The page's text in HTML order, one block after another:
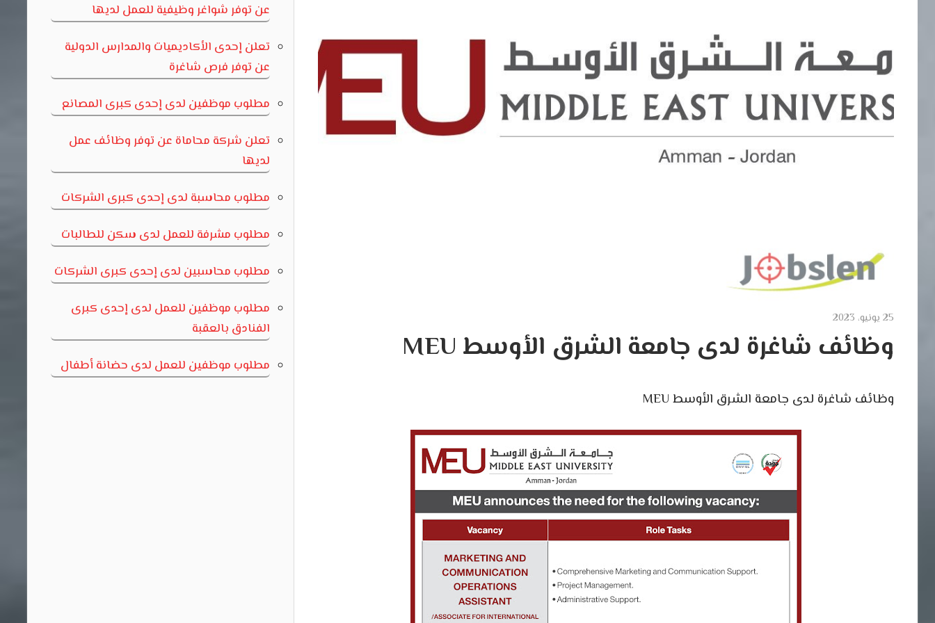
25 يونيو، 2023
وظائف شاغرة لدى جامعة الشرق الأوسط MEU
وظائف شاغرة لدى جامعة الشرق الأوسط MEU
عن توفر شواغر وظيفية للعمل لديها
تعلن إحدى الأكاديميات والمدارس الدولية
عن توفر فرص شاغرة
مطلوب موظفين لدى إحدى كبرى المصانع
تعلن شركة محاماة عن توفر وظائف عمل
لديها
مطلوب محاسبة لدى إحدى كبرى الشركات
مطلوب مشرفة للعمل لدى سكن للطالبات
مطلوب محاسبين لدى إحدى كبرى الشركات
مطلوب موظفين للعمل لدى إحدى كبرى
الفنادق بالعقبة
مطلوب موظفين للعمل لدى حضانة أطفال